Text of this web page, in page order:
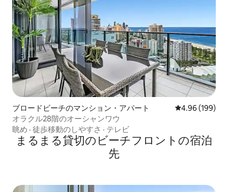
ブロードビーチのマンション・アパート レビュー199
4.96 (199)
オラクル28階のオーシャンワウ
眺め · 徒歩移動のしやすさ · テレビ
まるまる貸切のビーチフロントの宿泊
先